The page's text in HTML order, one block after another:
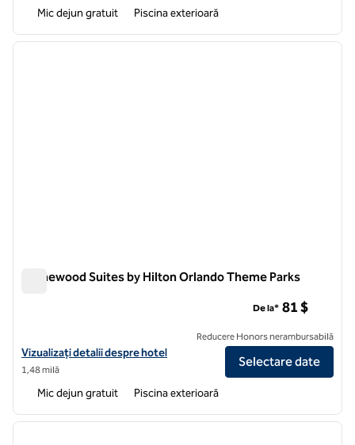
Mic dejun gratuit Piscina exterioară
1 din 12
Homewood Suites by Hilton Orlando Theme Parks
Vizualizați detaliile hotelului pentru Homewood Suites by Hilton
Vizualizați detalii despre hotel
1,48 milă
De la* 81 $
Reducere Honors nerambursabilă
Selectare date
Mic dejun gratuit Piscina exterioară
1 din 12